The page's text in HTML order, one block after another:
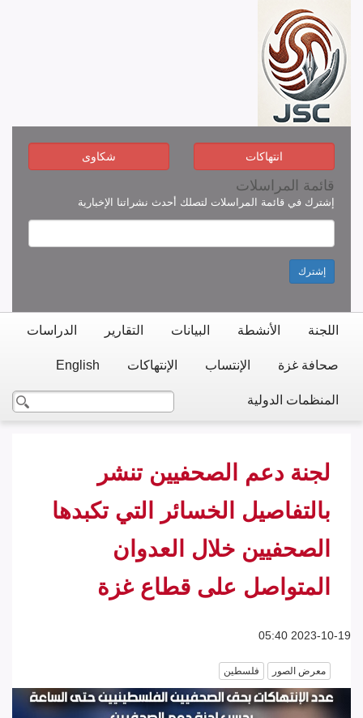
انتهاكات شكاوى
قائمة المراسلات
إشترك في قائمة المراسلات لتصلك أحدث نشراتنا الإخبارية
إشترك
اللجنة الأنشطة البيانات التقارير الدراسات
صحافة غزة الإنتساب الإنتهاكات English
المنظمات الدولية
لجنة دعم الصحفيين تنشر
بالتفاصيل الخسائر التي تكبدها
الصحفيين خلال العدوان
المتواصل على قطاع غزة
2023-10-19 05:40
معرض الصور فلسطين